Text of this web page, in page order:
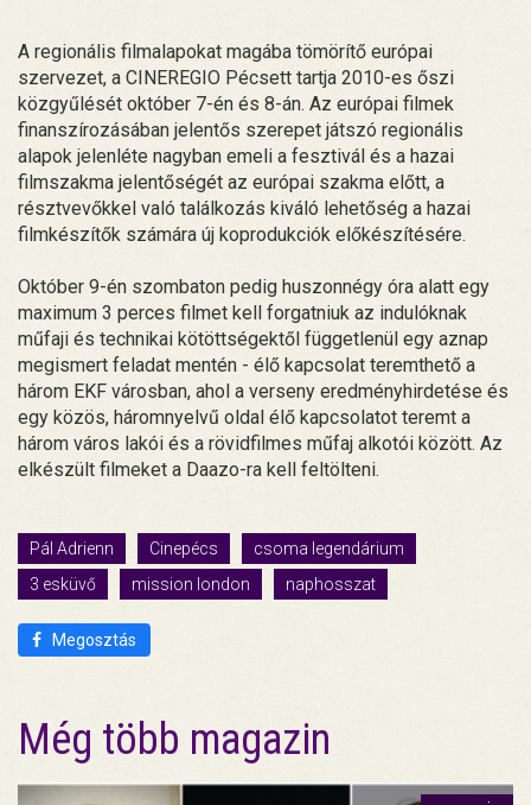
A regionális filmalapokat magába tömörítő európai
szervezet, a CINEREGIO Pécsett tartja 2010-es őszi
közgyűlését október 7-én és 8-án. Az európai filmek
finanszírozásában jelentős szerepet játszó regionális
alapok jelenléte nagyban emeli a fesztivál és a hazai
filmszakma jelentőségét az európai szakma előtt, a
résztvevőkkel való találkozás kiváló lehetőség a hazai
filmkészítők számára új koprodukciók előkészítésére.
Október 9-én szombaton pedig huszonnégy óra alatt egy
maximum 3 perces filmet kell forgatniuk az indulóknak
műfaji és technikai kötöttségektől függetlenül egy aznap
megismert feladat mentén - élő kapcsolat teremthető a
három EKF városban, ahol a verseny eredményhirdetése és
egy közös, háromnyelvű oldal élő kapcsolatot teremt a
három város lakói és a rövidfilmes műfaj alkotói között. Az
elkészült filmeket a Daazo-ra kell feltölteni.
Pál Adrienn Cinepécs
csoma legendárium
3 esküvő
mission london naphosszat
Megosztás
Még több magazin